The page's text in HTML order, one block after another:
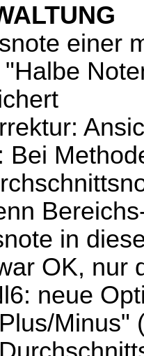
einer
Bei
in
OK, nur
neue
Minus"